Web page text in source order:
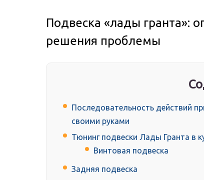
Подвеска «лады гранта»:
решения проблемы
Последовательность действий
своими руками
Тюнинг подвески Лады Гранта в
Винтовая подвеска
Задняя подвеска